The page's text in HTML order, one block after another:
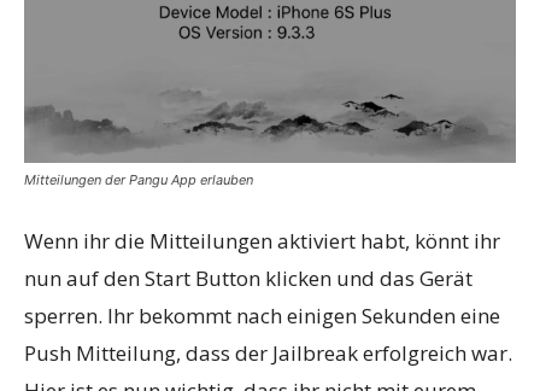
Mitteilungen der Pangu App erlauben
Wenn ihr die Mitteilungen aktiviert habt, könnt ihr
nun auf den Start Button klicken und das Gerät
sperren. Ihr bekommt nach einigen Sekunden eine
Push Mitteilung, dass der Jailbreak erfolgreich war.